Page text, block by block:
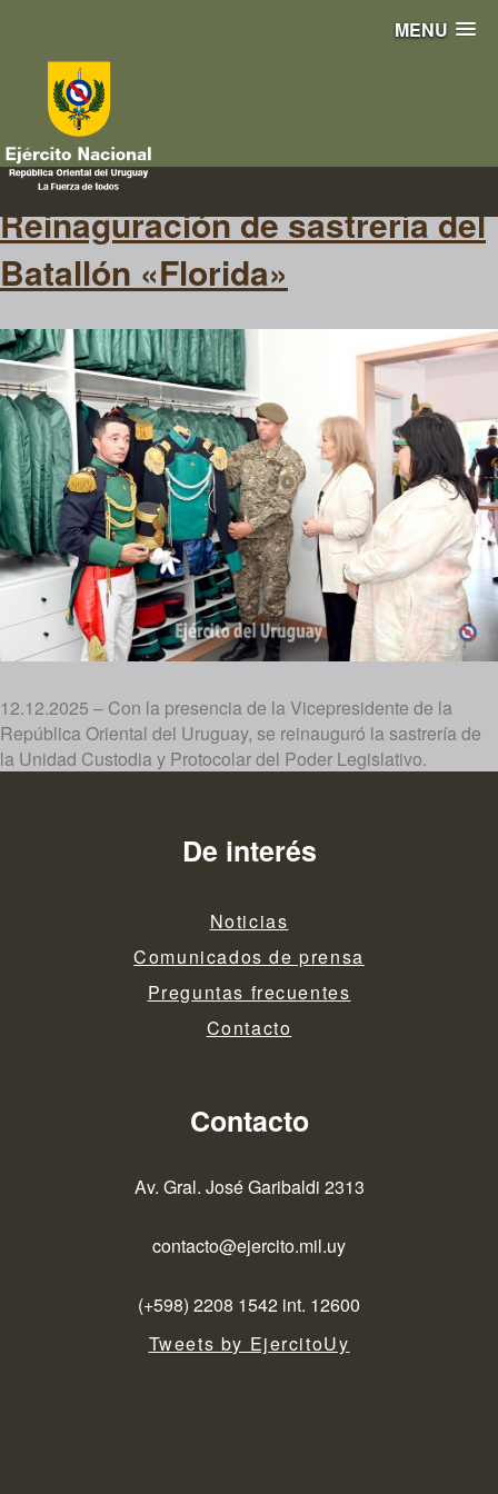
MENU
sastrería
Reinaguración de sastrería del
Batallón «Florida»
12.12.2025 – Con la presencia de la Vicepresidente de la
República Oriental del Uruguay, se reinauguró la sastrería de
la Unidad Custodia y Protocolar del Poder Legislativo.
De interés
Noticias
Comunicados de prensa
Preguntas frecuentes
Contacto
Contacto
Av. Gral. José Garibaldi 2313
contacto@ejercito.mil.uy
(+598) 2208 1542 int. 12600
Tweets by EjercitoUy